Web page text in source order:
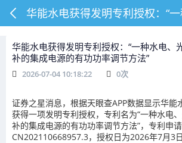
华能水电获得发明专利授权：“一种水电、
补的集成电源的有功功率调节方法”
2026-07-04 10:18:22 0次
证券之星消息，根据天眼查APP数据显示华能
获得一项发明专利授权，专利名为“一种水电
补的集成电源的有功功率调节方法”，专利申
CN202110668957.3，授权日为2026年7月3日